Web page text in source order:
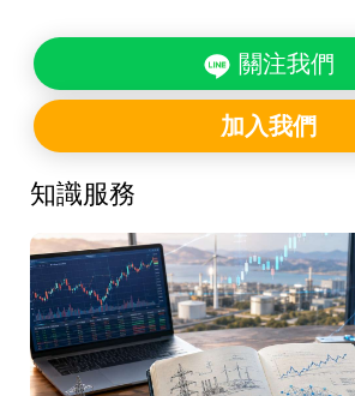
關注我們
加入我們
知識服務